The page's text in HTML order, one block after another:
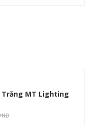
Trắng MT Lighting